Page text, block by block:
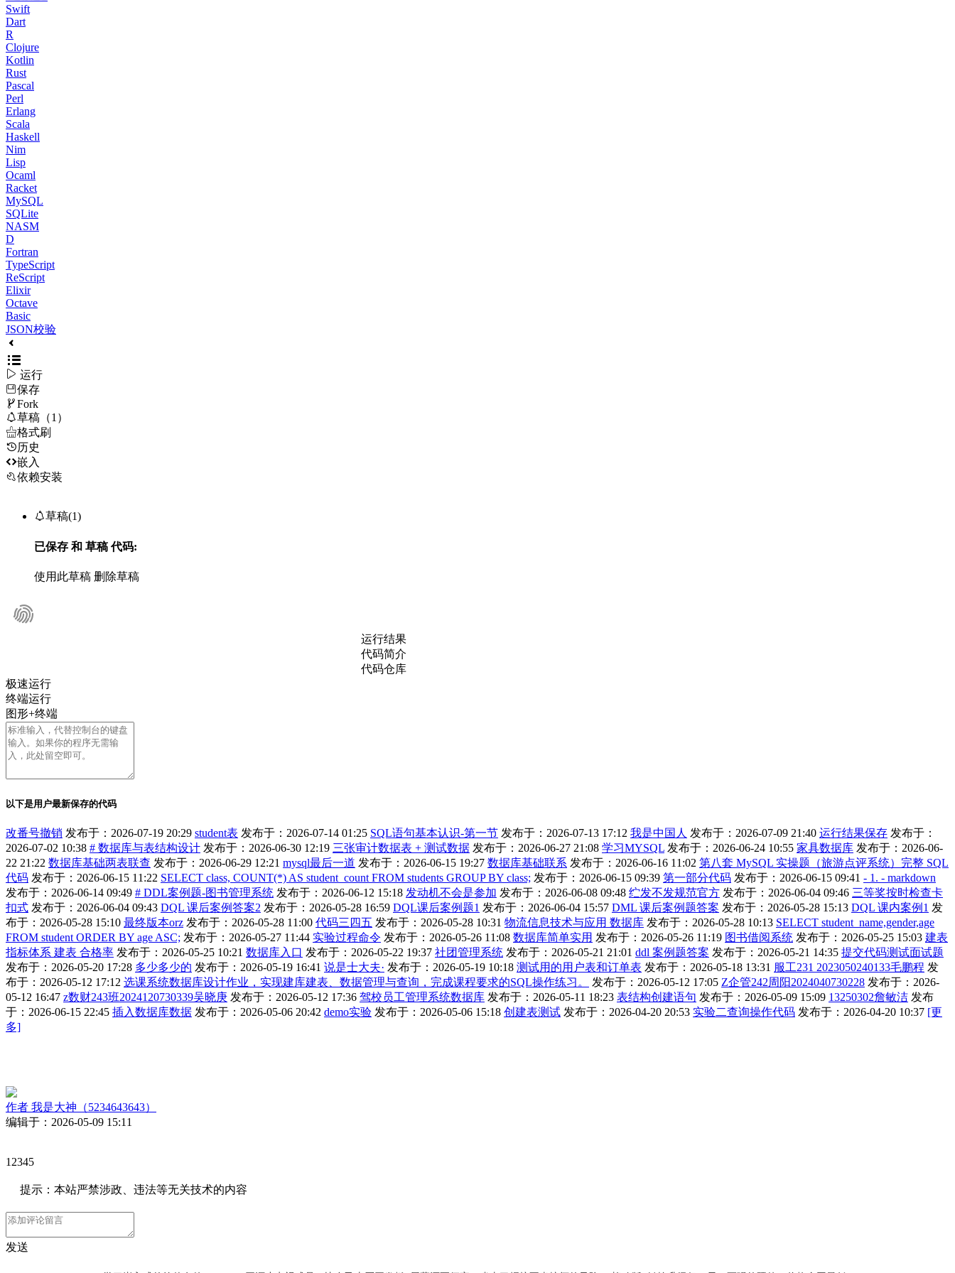
Swift
Dart
R
Clojure
Kotlin
Rust
Pascal
Perl
Erlang
Scala
Haskell
Nim
Lisp
Ocaml
Racket
MySQL
SQLite
NASM
D
Fortran
TypeScript
ReScript
Elixir
Octave
Basic
JSON校验
 运行
保存
Fork
草稿（1）
格式刷
历史
嵌入
依赖安装
草稿(1)
已保存 和 草稿代码:
使用此草稿 删除草稿
运行结果
代码简介
代码仓库
极速运行
终端运行
图形+终端
以下是用户最新保存的代码
改番号撤销 发布于：2026-07-19 20:29 student表 发布于：2026-07-14 01:25 SQL语句基本认识-第一节 发布于：2026-07-13 17:12 我是中国人 发布于：2026-07-09 21:40 运行结果保存 发布于：
2026-07-02 10:38 # 数据库与表结构设计 发布于：2026-06-30 12:19 三张审计数据表 + 测试数据 发布于：2026-06-27 21:08 学习MYSQL 发布于：2026-06-24 10:55 家具数据库 发布于：2026-06-
22 21:22 数据库基础两表联查 发布于：2026-06-29 12:21 mysql最后一道 发布于：2026-06-15 19:27 数据库基础联系 发布于：2026-06-16 11:02 第八套 MySQL 实操题（旅游点评系统）完整 SQL
代码 发布于：2026-06-15 11:22 SELECT class, COUNT(*) AS student_count FROM students GROUP BY class; 发布于：2026-06-15 09:39 第一部分代码 发布于：2026-06-15 09:41 - 1. - markdown
发布于：2026-06-14 09:49 # DDL案例题-图书管理系统 发布于：2026-06-12 15:18 发动机不会是参加 发布于：2026-06-08 09:48 纻发不发规范官方 发布于：2026-06-04 09:46 三等奖按时检查卡
扣式 发布于：2026-06-04 09:43 DQL 课后案例答案2 发布于：2026-05-28 16:59 DQL课后案例题1 发布于：2026-06-04 15:57 DML 课后案例题答案 发布于：2026-05-28 15:13 DQL 课内案例1 发
布于：2026-05-28 15:10 最终版本orz 发布于：2026-05-28 11:00 代码三四五 发布于：2026-05-28 10:31 物流信息技术与应用 数据库 发布于：2026-05-28 10:13 SELECT student_name,gender,age
FROM student ORDER BY age ASC; 发布于：2026-05-27 11:44 实验过程命令 发布于：2026-05-26 11:08 数据库简单实用 发布于：2026-05-26 11:19 图书借阅系统 发布于：2026-05-25 15:03 建表
指标体系 建表 合格率 发布于：2026-05-25 10:21 数据库入口 发布于：2026-05-22 19:37 社团管理系统 发布于：2026-05-21 21:01 ddl 案例题答案 发布于：2026-05-21 14:35 提交代码测试面试题
发布于：2026-05-20 17:28 多少多少的 发布于：2026-05-19 16:41 说是士大夫· 发布于：2026-05-19 10:18 测试用的用户表和订单表 发布于：2026-05-18 13:31 服工231 2023050240133毛鹏程 发
布于：2026-05-12 17:12 选课系统数据库设计作业，实现建库建表、数据管理与查询，完成课程要求的SQL操作练习。 发布于：2026-05-12 17:05 Z企管242周阳2024040730228 发布于：2026-
05-12 16:47 z数财243班2024120730339吴晓庚 发布于：2026-05-12 17:36 驾校员工管理系统数据库 发布于：2026-05-11 18:23 表结构创建语句 发布于：2026-05-09 15:09 13250302詹敏洁 发布
于：2026-06-15 22:45 插入数据库数据 发布于：2026-05-06 20:42 demo实验 发布于：2026-05-06 15:18 创建表测试 发布于：2026-04-20 20:53 实验二查询操作代码 发布于：2026-04-20 10:37 [更
多]
作者 我是大神（5234643643）
编辑于：2026-05-09 15:11
12345
提示：本站严禁涉政、违法等无关技术的内容
发送